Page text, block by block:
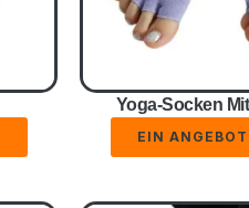
Yoga-Socken
EIN